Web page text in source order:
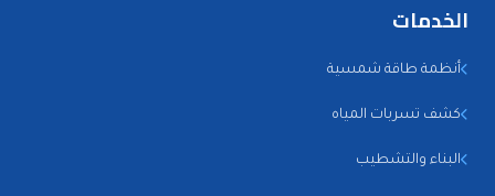
الخدمات
أنظمة طاقة شمسية
كشف تسربات المياه
البناء والتشطيب